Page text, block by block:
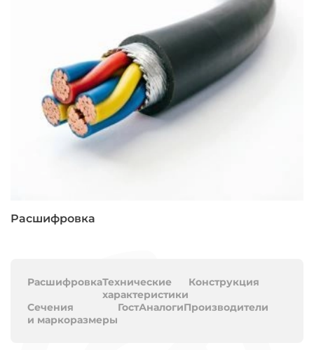
Расшифровка
РасшифровкаТехнические
характеристики
Конструкция
Сечения
и маркоразмеры
ГостАналогиПроизводители